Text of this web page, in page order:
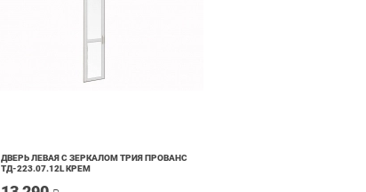
ДВЕРЬ ЛЕВАЯ С ЗЕРКАЛОМ ТРИЯ ПРОВАНС
ТД-223.07.12L КРЕМ